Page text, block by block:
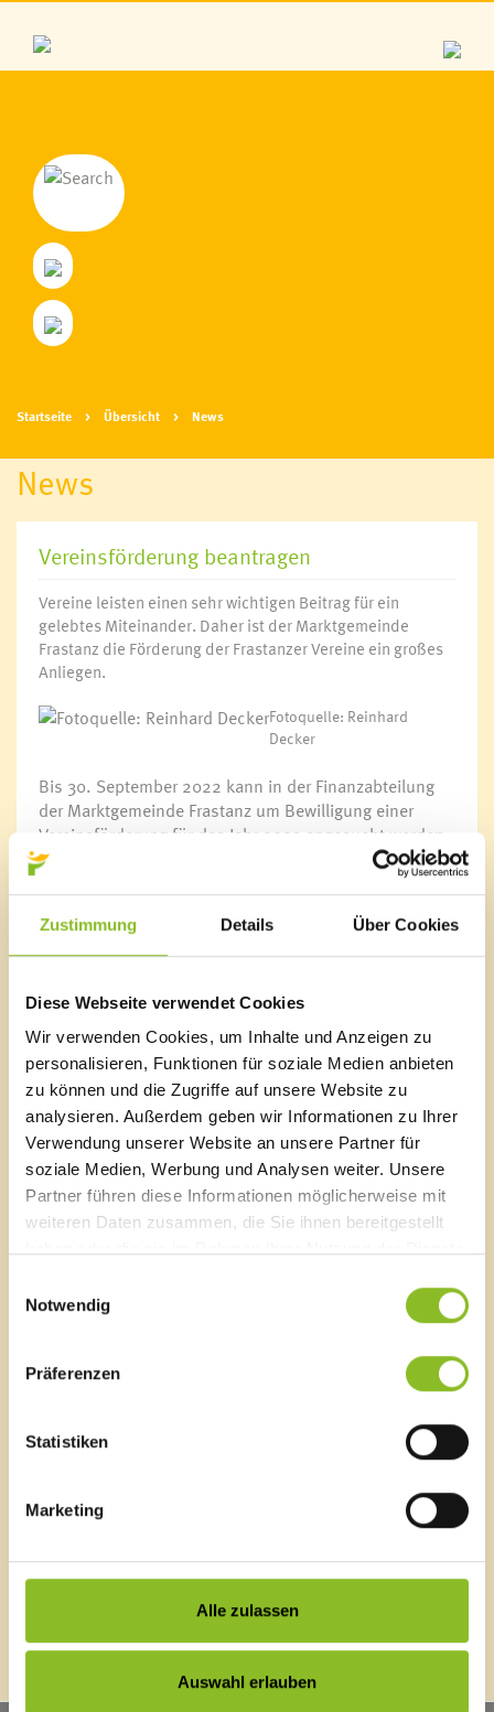
Zustimmung Details Über Cookies
Diese Webseite verwendet Cookies
Wir verwenden Cookies, um Inhalte und Anzeigen zu
personalisieren, Funktionen für soziale Medien anbieten
zu können und die Zugriffe auf unsere Website zu
analysieren. Außerdem geben wir Informationen zu Ihrer
Verwendung unserer Website an unsere Partner für
soziale Medien, Werbung und Analysen weiter. Unsere
Partner führen diese Informationen möglicherweise mit
weiteren Daten zusammen, die Sie ihnen bereitgestellt
Notwendig
Präferenzen
Statistiken
Marketing
Alle zulassen
Auswahl erlauben
Startseite Übersicht News
News
Vereinsförderung beantragen
Vereine leisten einen sehr wichtigen Beitrag für ein
gelebtes Miteinander. Daher ist der Marktgemeinde
Frastanz die Förderung der Frastanzer Vereine ein großes
Anliegen.
Fotoquelle: Reinhard
Decker
Bis 30. September 2022 kann in der Finanzabteilung
der Marktgemeinde Frastanz um Bewilligung einer
Vereinsförderung für das Jahr 2023 angesucht werden.
Frastanzabrufbar.
Marktgemeinde Frastanz
Sägenplatz 1
A-6820 Frastanz, Österreich
Lageplan
T0043 5522 51534-0
F 0043 5522 51534-6
E-Mail an das Gemeindeamt
Schnellzugriff
Blackout
Ortsplan
Veranstaltungskalender
Energieeffiziente Gemeinde